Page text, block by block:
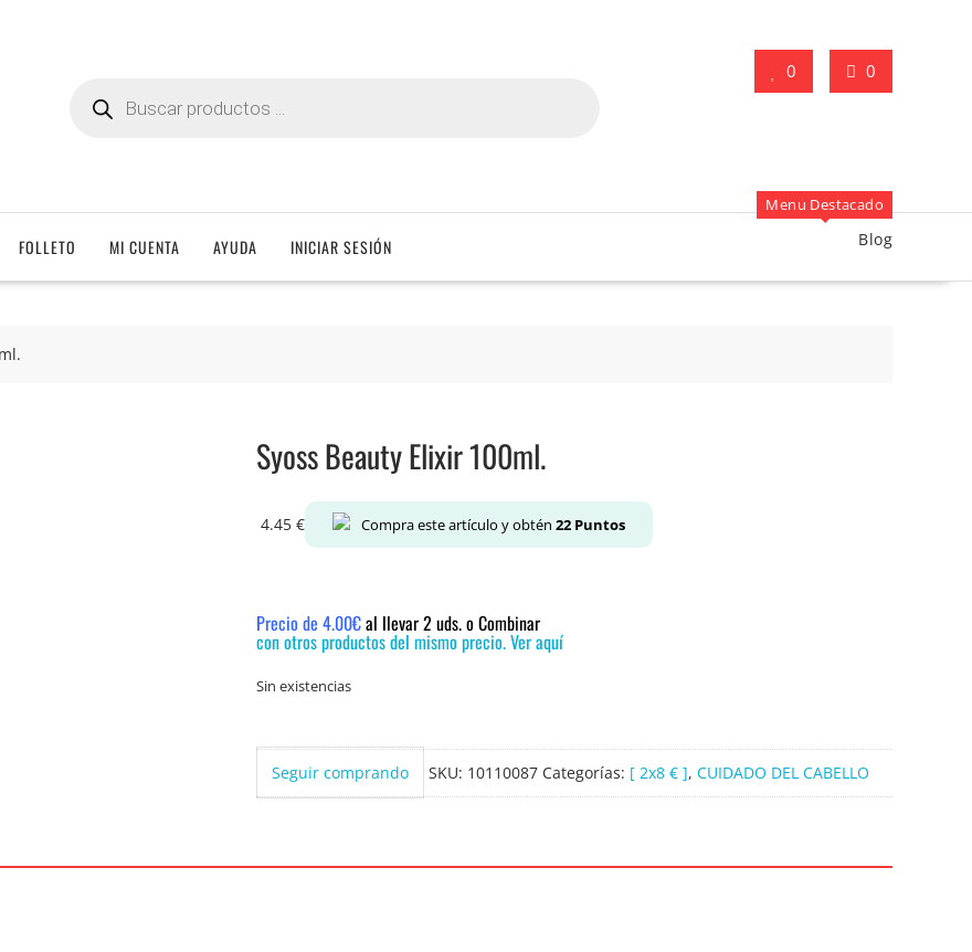
0 0
productos
FOLLETO MI CUENTA AYUDA INICIAR SESIÓN
Menu Destacado
Blog
Syoss Beauty Elixir 100ml.
4.45 € Compra este artículo y obtén 22 Puntos
Precio de 4.00€al llevar 2 uds. o Combinar
con otros productos del mismo precio. Ver aquí
Sin existencias
Seguir comprando SKU: 10110087 Categorías: [ 2x8 € ], CUIDADO DEL CABELLO